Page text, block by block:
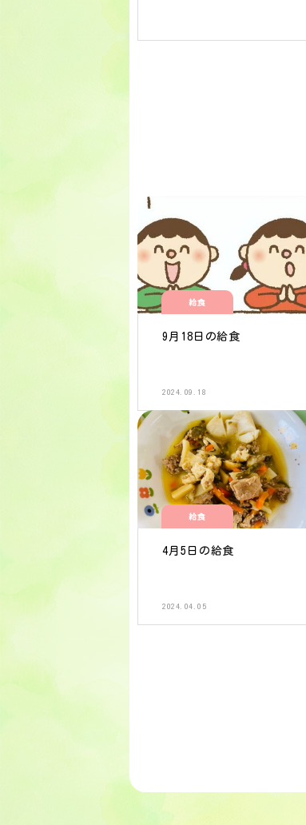
給食
9月18日の給食
2024.09.18
給食
4月5日の給食
2024.04.05